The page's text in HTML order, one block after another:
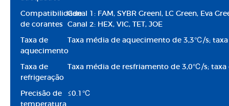
Compatibilidade
de corantes
Canal 1: FAM, SYBR GreenⅠ, LC Green, Eva
Canal 2: HEX, VIC, TET, JOE
Taxa de
aquecimento
Taxa média de aquecimento de 3,3℃/s;
Taxa de
refrigeração
Taxa média de resfriamento de 3,0℃/s;
Precisão de
temperatura
≤0.1℃